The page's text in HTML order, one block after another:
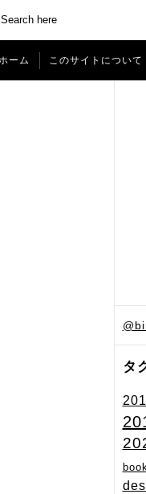
ーム このサイトについて
タ